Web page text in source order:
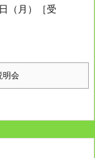
（月）
［受
会